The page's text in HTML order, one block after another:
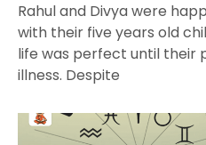
Rahul and Divya were
with their five years old
life was perfect until their
illness. Despite